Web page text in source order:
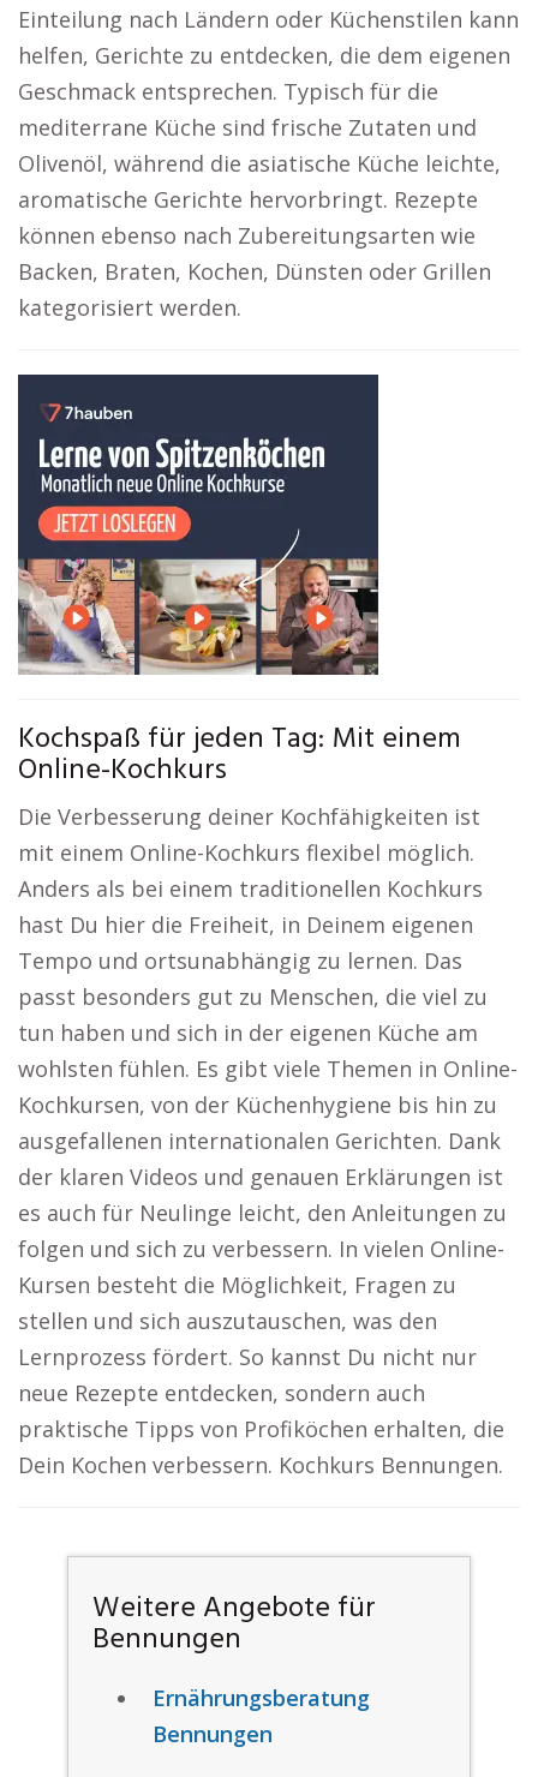
Einteilung nach Ländern oder Küchenstilen kann
helfen, Gerichte zu entdecken, die dem eigenen
Geschmack entsprechen. Typisch für die
mediterrane Küche sind frische Zutaten und
Olivenöl, während die asiatische Küche leichte,
aromatische Gerichte hervorbringt. Rezepte
können ebenso nach Zubereitungsarten wie
Backen, Braten, Kochen, Dünsten oder Grillen
kategorisiert werden.
Kochspaß für jeden Tag: Mit einem
Online-Kochkurs
Die Verbesserung deiner Kochfähigkeiten ist
mit einem Online-Kochkurs flexibel möglich.
Anders als bei einem traditionellen Kochkurs
hast Du hier die Freiheit, in Deinem eigenen
Tempo und ortsunabhängig zu lernen. Das
passt besonders gut zu Menschen, die viel zu
tun haben und sich in der eigenen Küche am
wohlsten fühlen. Es gibt viele Themen in Online-
Kochkursen, von der Küchenhygiene bis hin zu
ausgefallenen internationalen Gerichten. Dank
der klaren Videos und genauen Erklärungen ist
es auch für Neulinge leicht, den Anleitungen zu
folgen und sich zu verbessern. In vielen Online-
Kursen besteht die Möglichkeit, Fragen zu
stellen und sich auszutauschen, was den
Lernprozess fördert. So kannst Du nicht nur
neue Rezepte entdecken, sondern auch
praktische Tipps von Profiköchen erhalten, die
Dein Kochen verbessern. Kochkurs Bennungen.
Weitere Angebote für
Bennungen
Ernährungsberatung
Bennungen